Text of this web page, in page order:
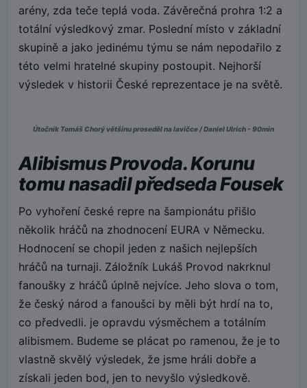
arény, zda teče teplá voda. Závěrečná prohra 1:2 a
totální výsledkový zmar. Poslední místo v základní
skupině a jako jedinému týmu se nám nepodařilo z
této velmi hratelné skupiny postoupit. Nejhorší
výsledek v historii České reprezentace je na světě.
Útočník Tomáš Chorý většinu proseděl na lavičce / Daniel Ulrich - 90min
Alibismus Provoda. Korunu
tomu nasadil předseda Fousek
Po vyhoření české repre na šampionátu přišlo
několik hráčů na zhodnocení EURA v Německu.
Hodnocení se chopil jeden z našich nejlepších
hráčů na turnaji. Záložník Lukáš Provod nakrknul
fanoušky z hráčů úplně nejvíce. Jeho slova o tom,
že český národ a fanoušci by měli být hrdí na to,
co předvedli. je opravdu výsměchem a totálním
alibismem. Budeme se plácat po ramenou, že je to
vlastně skvělý výsledek, že jsme hráli dobře a
získali jeden bod, jen to nevyšlo výsledkově.